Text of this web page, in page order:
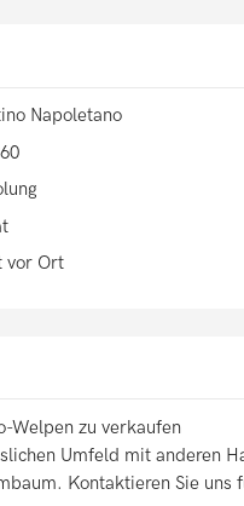
Napoletano
vor Ort
Welpen zu verkaufen
Umfeld mit anderen
Kontaktieren Sie uns